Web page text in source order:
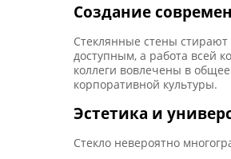
Создание
Стеклянные стены
доступным, а работа всей
коллеги вовлечены в
корпоративной культуры.
Эстетика и
Стекло невероятно